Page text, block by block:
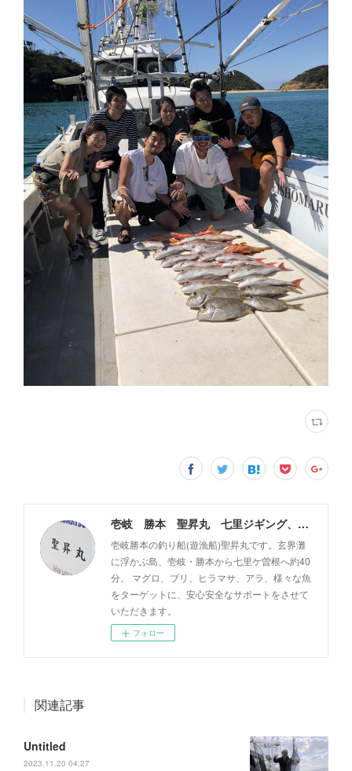
壱岐 勝本 聖昇丸 七里ジギング、タイラバ
壱岐勝本の釣り船(遊漁船)聖昇丸です。玄界灘
に浮かぶ島、壱岐・勝本から七里ケ曽根へ約40
分。 マグロ、ブリ、ヒラマサ、アラ、様々な魚
をターゲットに、安心安全なサポートをさせて
いただきます。
フォロー
関連記事
Untitled
2023.11.20 04:27